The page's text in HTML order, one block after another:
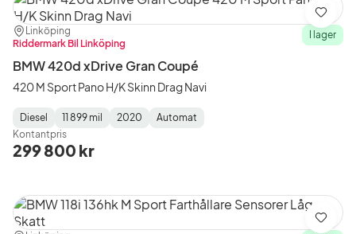
Plats:
Linköping
Återförsäljare:
Riddermark Bil Linköping
I lager
BMW 420d xDrive Gran Coupé
420 M Sport Pano H/K Skinn Drag Navi
Fuel
Type:
Diesel
Mätarställning:
11 899 mil
Model
Year:
2020
Gearbox
Type:
Automat
Kontantpris
299 800 kr
Spara
Spara